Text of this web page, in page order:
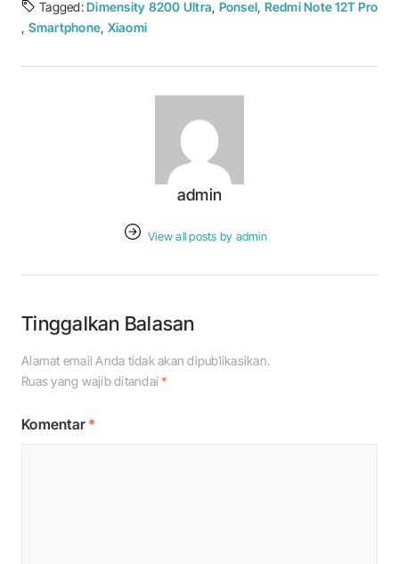
Tagged:Dimensity 8200 Ultra, Ponsel, Redmi Note 12T Pro
, Smartphone, Xiaomi
admin
View all posts by admin
Tinggalkan Balasan
Alamat email Anda tidak akan dipublikasikan.
Ruas yang wajib ditandai*
Komentar *